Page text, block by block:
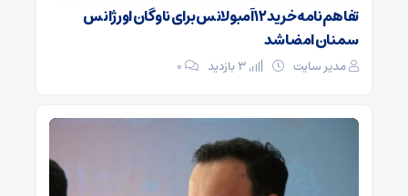
تفاهم‌نامه خرید ۱۲ آمبولانس برای ناوگان اورژانس
سمنان امضا شد
مدیر سایت ۰